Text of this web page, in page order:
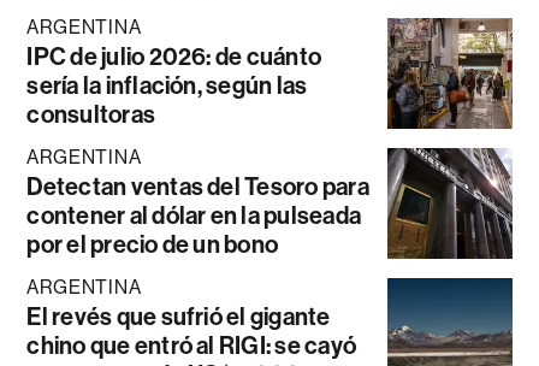
ARGENTINA
IPC de julio 2026: de cuánto
sería la inflación, según las
consultoras
ARGENTINA
Detectan ventas del Tesoro para
contener al dólar en la pulseada
por el precio de un bono
ARGENTINA
El revés que sufrió el gigante
chino que entró al RIGI: se cayó